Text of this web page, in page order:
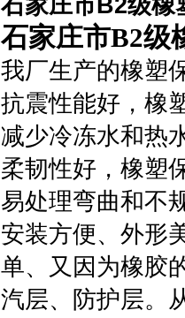
石家庄市B2级橡
石家庄市B2级
我厂生产的橡塑
抗震性能好，橡
减少冷冻水和热
柔韧性好，橡塑
易处理弯曲和不
安装方便、外形
单、又因为橡胶
汽层、防护层。